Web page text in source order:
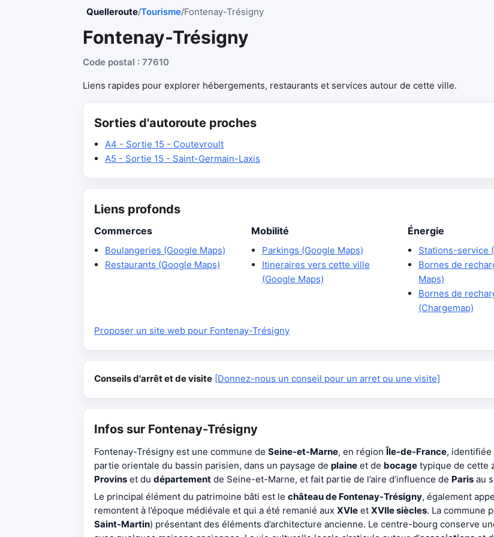
Quelleroute/Tourisme/Fontenay-Trésigny
Fontenay-Trésigny
Code postal : 77610
Liens rapides pour explorer hébergements, restaurants et services autour de cette ville.
Sorties d'autoroute proches
A4 - Sortie 15 - Coutevroult
A5 - Sortie 15 - Saint-Germain-Laxis
Liens profonds
Commerces
Boulangeries (Google Maps)
Restaurants (Google Maps)
Mobilité
Parkings (Google Maps)
Itineraires vers cette ville
(Google Maps)
Énergie
Stations-service
Bornes de
Maps)
Bornes de
(Chargemap)
Proposer un site web pour Fontenay-Trésigny
Conseils d'arrêt et de visite [Donnez-nous un conseil pour un arret ou une visite]
Infos sur Fontenay-Trésigny
Fontenay-Trésigny est une commune de Seine-et-Marne, en régionÎle-de-France, identifiée
partie orientale du bassin parisien, dans un paysage de plaine et de bocage typique de cette
Provins et du département de Seine-et-Marne, et fait partie de l’aire d’influence de Paris au
Le principal élément du patrimoine bâti est le château de Fontenay-Trésigny, également
remontent à l’époque médiévale et qui a été remanié aux XVIe et XVIIe siècles. La commune
Saint-Martin) présentant des éléments d’architecture ancienne. Le centre-bourg conserve